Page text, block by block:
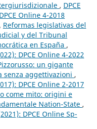
, DPCE
Online 4-2018
Reformas legislativas del
y del Tribunal
en España ,
DPCE Online 4-2022
un gigante
senza aggettivazioni ,
DPCE Online 2-2017
come mito: origini e
Nation-State ,
DPCE Online Sp-